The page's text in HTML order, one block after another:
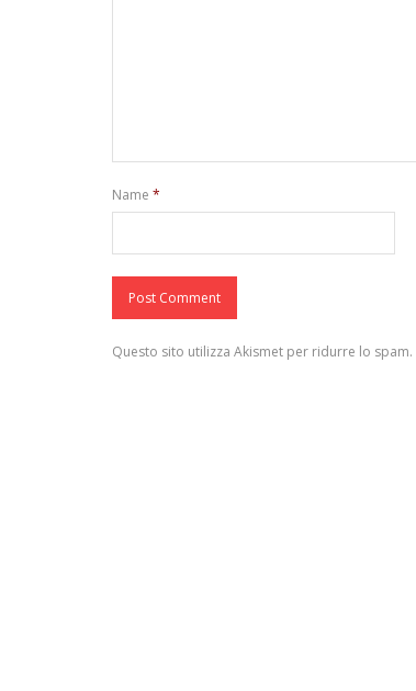
Name *
Questo sito utilizza Akismet per ridurre lo spam.